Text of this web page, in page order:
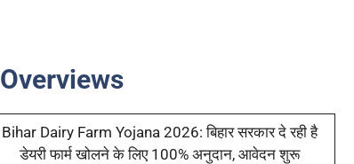
Overviews
Bihar Dairy Farm Yojana 2026: बिहार सरकार दे रही है
डेयरी फार्म खोलने के लिए 100% अनुदान, आवेदन शुरू